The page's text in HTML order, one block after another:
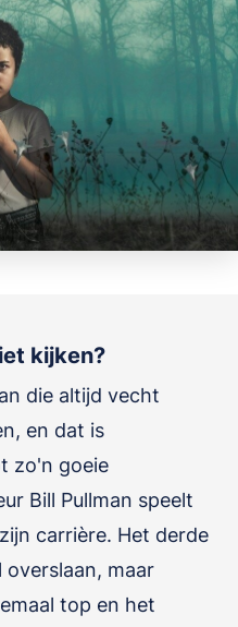
kijken?
die altijd vecht
en dat is
zo'n goeie
Bill Pullman speelt
carrière. Het derde
overslaan, maar
top en het